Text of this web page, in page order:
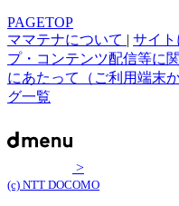
PAGETOP
ママテナについて | サイ
プ・コンテンツ配信等に
にあたって（ご利用端末
グ一覧
>
(c) NTT DOCOMO